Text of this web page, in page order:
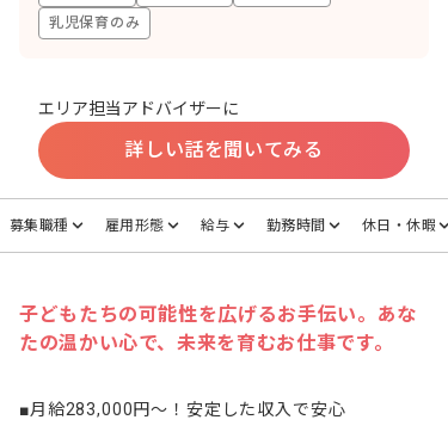
乳児保育のみ
エリア担当アドバイザーに
詳しい話を聞いてみる
募集職種 雇用形態 給与 勤務時間 休日・休暇
子どもたちの可能性を広げるお手伝い。あな
たの温かい心で、未来を育むお仕事です。
■月給283,000円～！安定した収入で安心